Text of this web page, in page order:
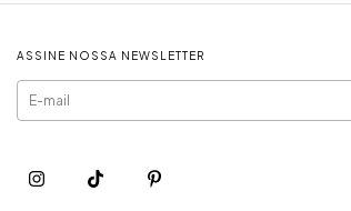
ASSINE NOSSA NEWSLETTER